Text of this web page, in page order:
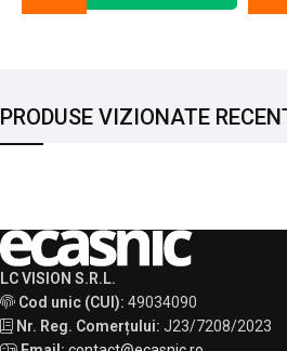
PRODUSE VIZIONATE
LC VISION S.R.L.
Cod unic (CUI): 49034090
Nr. Reg. Comerțului: J23/7208/2023